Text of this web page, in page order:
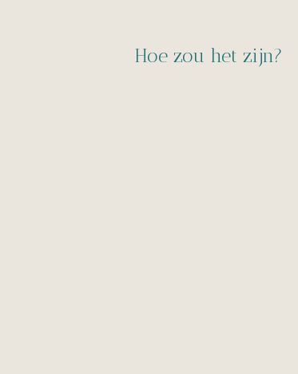
Hoe zou het zijn?